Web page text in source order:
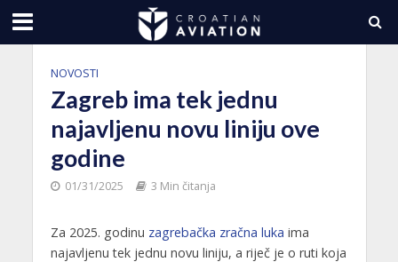
NOVOSTI
Zagreb ima tek jednu
najavljenu novu liniju ove
godine
01/31/2025 3 Min čitanja
Za 2025. godinu zagrebačka zračna luka ima
najavljenu tek jednu novu liniju, a riječ je o ruti koja